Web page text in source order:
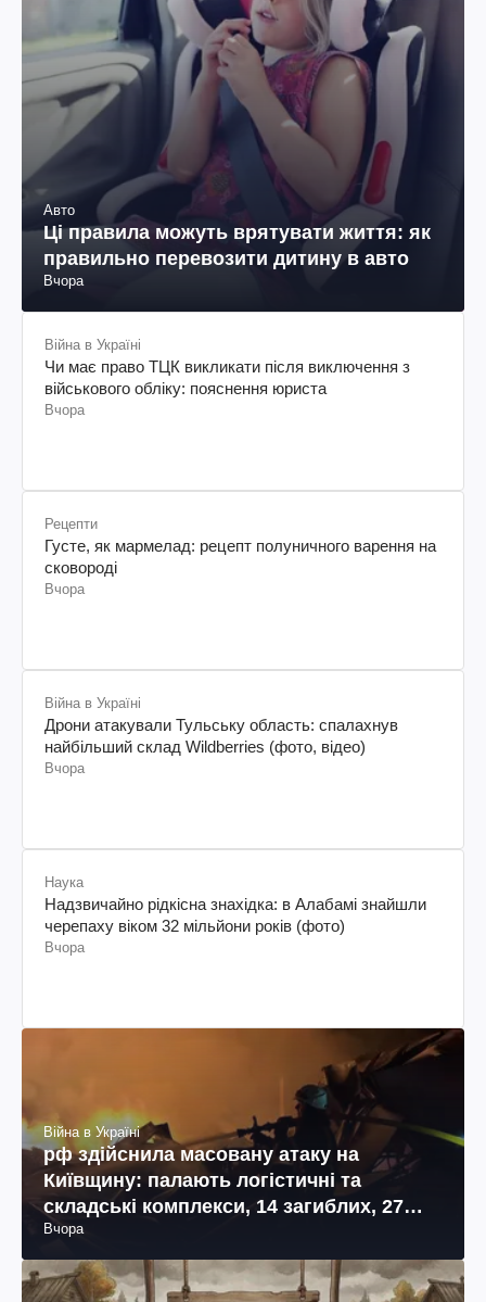
Авто
Ці правила можуть врятувати життя: як
правильно перевозити дитину в авто
Вчора
Війна в Україні
Чи має право ТЦК викликати після виключення з
військового обліку: пояснення юриста
Вчора
Рецепти
Густе, як мармелад: рецепт полуничного варення на
сковороді
Вчора
Війна в Україні
Дрони атакували Тульську область: спалахнув
найбільший склад Wildberries (фото, відео)
Вчора
Наука
Надзвичайно рідкісна знахідка: в Алабамі знайшли
черепаху віком 32 мільйони років (фото)
Вчора
Війна в Україні
рф здійснила масовану атаку на
Київщину: палають логістичні та
складські комплекси, 14 загиблих, 27
поранених (фото, відео)
Вчора